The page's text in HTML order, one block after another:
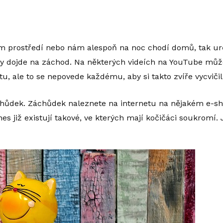
prostředí nebo nám alespoň na noc chodí domů, tak
dojde na záchod. Na některých videích na YouTube
ale to se nepovede každému, aby si takto zvíře
Záchůdek naleznete na internetu na nějakém e-
již existují takové, ve kterých mají kočičáci